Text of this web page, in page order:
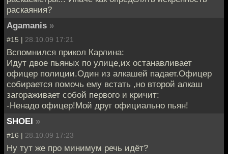
раскаяния?
Agamanis »
#15 | 28.10.09 17:21
Вспомнился прикол Карлина:
Идут двое пьяных по улице,их останавливает
офицер полиции.Один из алкашей падает.Офицер
собирается помочь ему встать ,но второй алкаш
загораживает собой первого и кричит:
-Ненадо офицер!Мой друг официально пьян!
SHOEI »
#16 | 28.10.09 17:23
Ну тут же про минимум речь идёт?